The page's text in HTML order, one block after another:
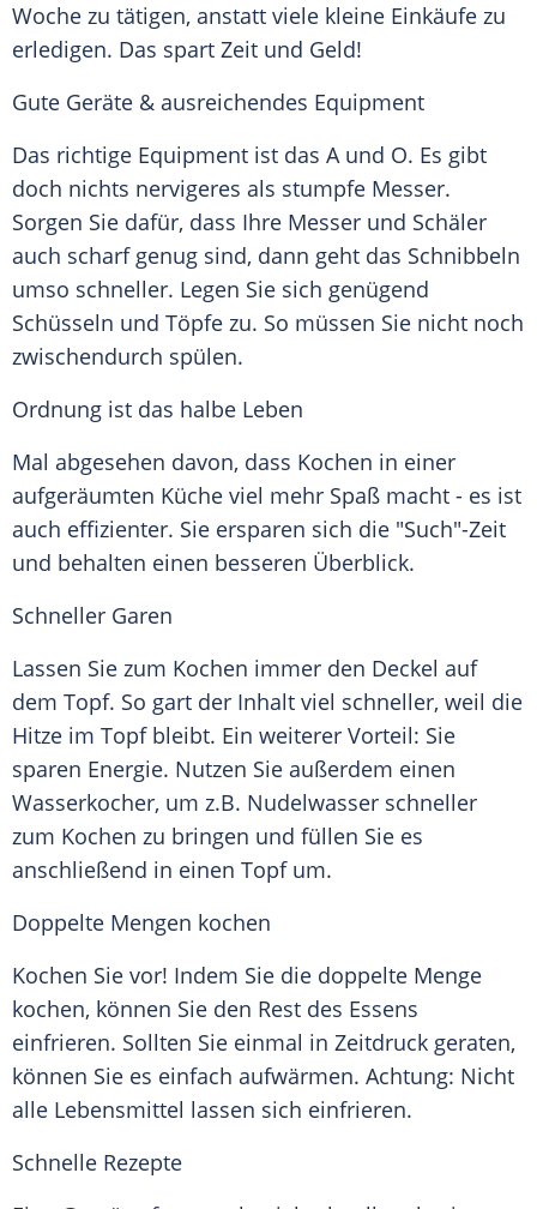
Woche zu tätigen, anstatt viele kleine Einkäufe zu
erledigen. Das spart Zeit und Geld!
Gute Geräte & ausreichendes Equipment
Das richtige Equipment ist das A und O. Es gibt
doch nichts nervigeres als stumpfe Messer.
Sorgen Sie dafür, dass Ihre Messer und Schäler
auch scharf genug sind, dann geht das Schnibbeln
umso schneller. Legen Sie sich genügend
Schüsseln und Töpfe zu. So müssen Sie nicht noch
zwischendurch spülen.
Ordnung ist das halbe Leben
Mal abgesehen davon, dass Kochen in einer
aufgeräumten Küche viel mehr Spaß macht - es ist
auch effizienter. Sie ersparen sich die "Such"-Zeit
und behalten einen besseren Überblick.
Schneller Garen
Lassen Sie zum Kochen immer den Deckel auf
dem Topf. So gart der Inhalt viel schneller, weil die
Hitze im Topfbleibt. Ein weiterer Vorteil: Sie
sparen Energie. Nutzen Sie außerdem einen
Wasserkocher, um z.B. Nudelwasser schneller
zum Kochen zu bringen und füllen Sie es
anschließend in einen Topfum.
Doppelte Mengen kochen
Kochen Sie vor! Indem Sie die doppelte Menge
kochen, können Sie den Rest des Essens
einfrieren. Sollten Sie einmal in Zeitdruck geraten,
können Sie es einfach aufwärmen. Achtung: Nicht
alle Lebensmittel lassen sich einfrieren.
Schnelle Rezepte